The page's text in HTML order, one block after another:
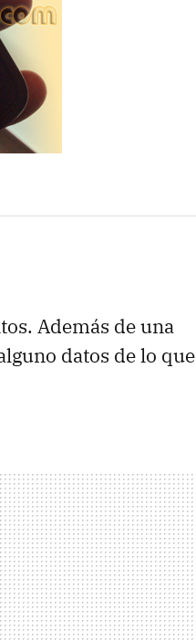
Además de una
datos de lo que